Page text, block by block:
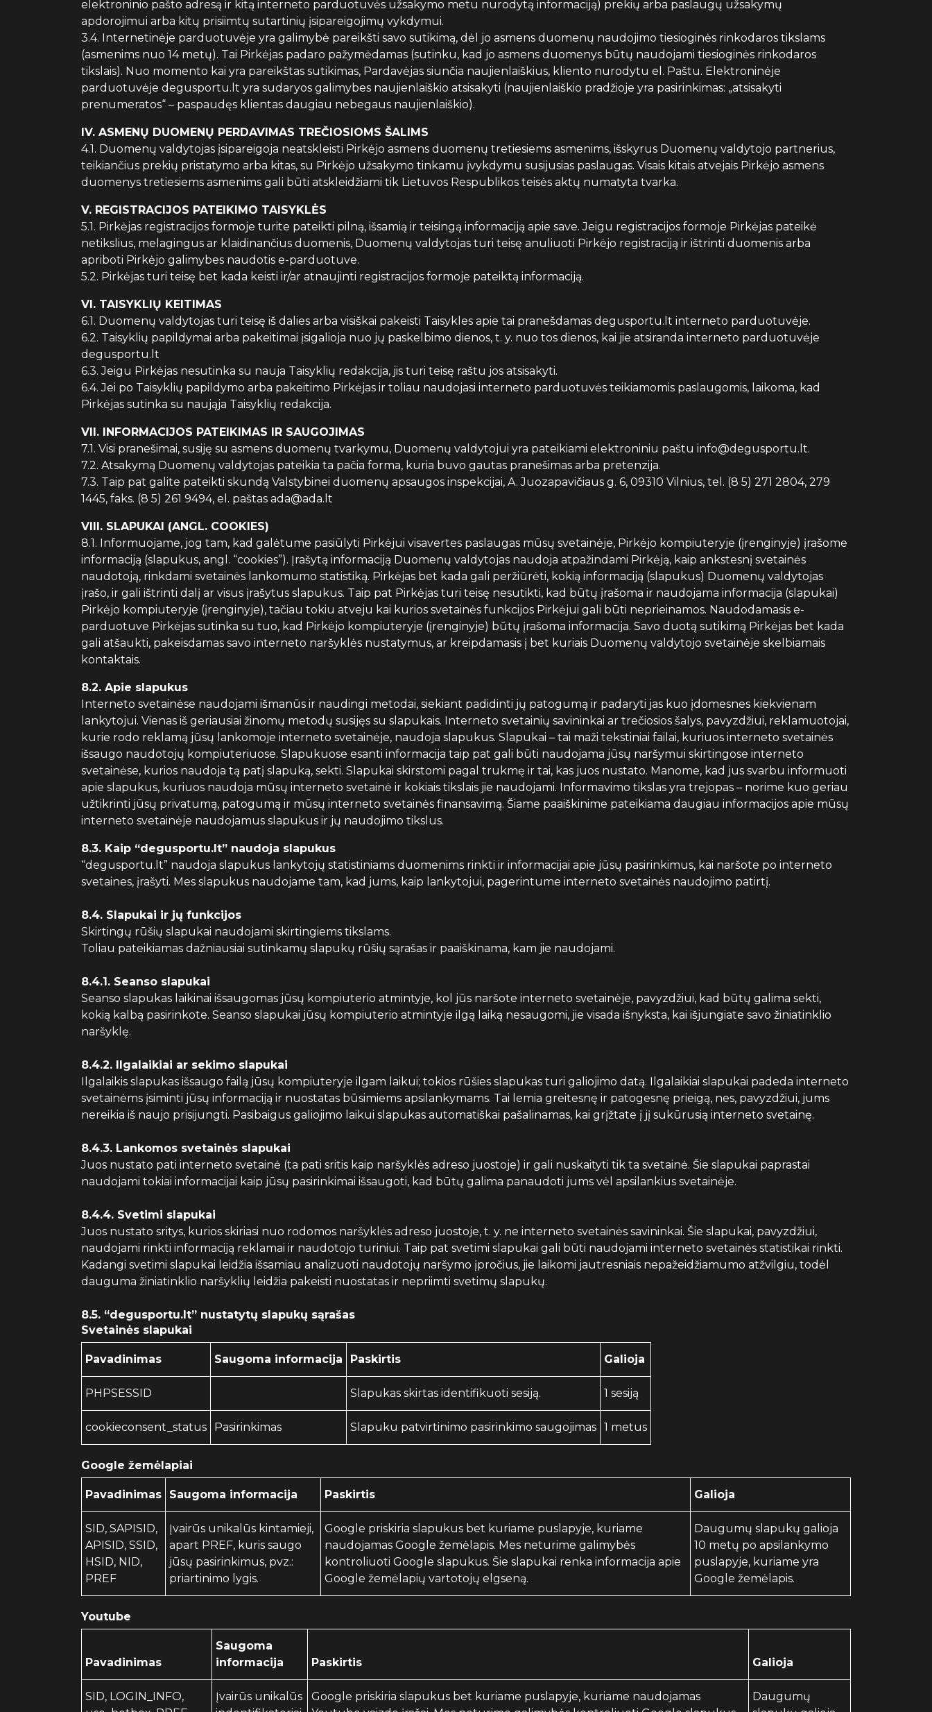
elektroninio pašto adresą ir kitą interneto parduotuvės užsakymo metu nurodytą informaciją) prekių arba paslaugų užsakymų
apdorojimui arba kitų prisiimtų sutartinių įsipareigojimų vykdymui.
3.4. Internetinėje parduotuvėje yra galimybė pareikšti savo sutikimą, dėl jo asmens duomenų naudojimo tiesioginės rinkodaros tikslams
(asmenims nuo 14 metų). Tai Pirkėjas padaro pažymėdamas (sutinku, kad jo asmens duomenys būtų naudojami tiesioginės rinkodaros
tikslais). Nuo momento kai yra pareikštas sutikimas, Pardavėjas siunčia naujienlaiškius, kliento nurodytu el. Paštu. Elektroninėje
parduotuvėje degusportu.lt yra sudaryos galimybes naujienlaiškio atsisakyti (naujienlaiškio pradžioje yra pasirinkimas: „atsisakyti
prenumeratos“ – paspaudęs klientas daugiau nebegaus naujienlaiškio).
IV. ASMENŲ DUOMENŲ PERDAVIMAS TREČIOSIOMS ŠALIMS
4.1. Duomenų valdytojas įsipareigoja neatskleisti Pirkėjo asmens duomenų tretiesiems asmenims, išskyrus Duomenų valdytojo partnerius,
teikiančius prekių pristatymo arba kitas, su Pirkėjo užsakymo tinkamu įvykdymu susijusias paslaugas. Visais kitais atvejais Pirkėjo asmens
duomenys tretiesiems asmenims gali būti atskleidžiami tik Lietuvos Respublikos teisės aktų numatyta tvarka.
V. REGISTRACIJOS PATEIKIMO TAISYKLĖS
5.1. Pirkėjas registracijos formoje turite pateikti pilną, išsamią ir teisingą informaciją apie save. Jeigu registracijos formoje Pirkėjas pateikė
netikslius, melagingus ar klaidinančius duomenis, Duomenų valdytojas turi teisę anuliuoti Pirkėjo registraciją ir ištrinti duomenis arba
apriboti Pirkėjo galimybes naudotis e-parduotuve.
5.2. Pirkėjas turi teisę bet kada keisti ir/ar atnaujinti registracijos formoje pateiktą informaciją.
VI. TAISYKLIŲ KEITIMAS
6.1. Duomenų valdytojas turi teisę iš dalies arba visiškai pakeisti Taisykles apie tai pranešdamas degusportu.lt interneto parduotuvėje.
6.2. Taisyklių papildymai arba pakeitimai įsigalioja nuo jų paskelbimo dienos, t. y. nuo tos dienos, kai jie atsiranda interneto parduotuvėje
degusportu.lt
6.3. Jeigu Pirkėjas nesutinka su nauja Taisyklių redakcija, jis turi teisę raštu jos atsisakyti.
6.4. Jei po Taisyklių papildymo arba pakeitimo Pirkėjas ir toliau naudojasi interneto parduotuvės teikiamomis paslaugomis, laikoma, kad
Pirkėjas sutinka su naująja Taisyklių redakcija.
VII. INFORMACIJOS PATEIKIMAS IR SAUGOJIMAS
7.1. Visi pranešimai, susiję su asmens duomenų tvarkymu, Duomenų valdytojui yra pateikiami elektroniniu paštu info@degusportu.lt.
7.2. Atsakymą Duomenų valdytojas pateikia ta pačia forma, kuria buvo gautas pranešimas arba pretenzija.
7.3. Taip pat galite pateikti skundą Valstybinei duomenų apsaugos inspekcijai, A. Juozapavičiaus g. 6, 09310 Vilnius, tel. (8 5) 271 2804, 279
1445, faks. (8 5) 261 9494, el. paštas ada@ada.lt
VIII. SLAPUKAI (ANGL. COOKIES)
8.1. Informuojame, jog tam, kad galėtume pasiūlyti Pirkėjui visavertes paslaugas mūsų svetainėje, Pirkėjo kompiuteryje (įrenginyje) įrašome
informaciją (slapukus, angl. “cookies”). Įrašytą informaciją Duomenų valdytojas naudoja atpažindami Pirkėją, kaip ankstesnį svetainės
naudotoją, rinkdami svetainės lankomumo statistiką. Pirkėjas bet kada gali peržiūrėti, kokią informaciją (slapukus) Duomenų valdytojas
įrašo, ir gali ištrinti dalį ar visus įrašytus slapukus. Taip pat Pirkėjas turi teisę nesutikti, kad būtų įrašoma ir naudojama informacija (slapukai)
Pirkėjo kompiuteryje (įrenginyje), tačiau tokiu atveju kai kurios svetainės funkcijos Pirkėjui gali būti neprieinamos. Naudodamasis e-
parduotuve Pirkėjas sutinka su tuo, kad Pirkėjo kompiuteryje (įrenginyje) būtų įrašoma informacija. Savo duotą sutikimą Pirkėjas bet kada
gali atšaukti, pakeisdamas savo interneto naršyklės nustatymus, ar kreipdamasis į bet kuriais Duomenų valdytojo svetainėje skelbiamais
kontaktais.
8.2. Apie slapukus
Interneto svetainėse naudojami išmanūs ir naudingi metodai, siekiant padidinti jų patogumą ir padaryti jas kuo įdomesnes kiekvienam
lankytojui. Vienas iš geriausiai žinomų metodų susijęs su slapukais. Interneto svetainių savininkai ar trečiosios šalys, pavyzdžiui, reklamuotojai,
kurie rodo reklamą jūsų lankomoje interneto svetainėje, naudoja slapukus. Slapukai – tai maži tekstiniai failai, kuriuos interneto svetainės
išsaugo naudotojų kompiuteriuose. Slapukuose esanti informacija taip pat gali būti naudojama jūsų naršymui skirtingose interneto
svetainėse, kurios naudoja tą patį slapuką, sekti. Slapukai skirstomi pagal trukmę ir tai, kas juos nustato. Manome, kad jus svarbu informuoti
apie slapukus, kuriuos naudoja mūsų interneto svetainė ir kokiais tikslais jie naudojami. Informavimo tikslas yra trejopas – norime kuo geriau
užtikrinti jūsų privatumą, patogumą ir mūsų interneto svetainės finansavimą. Šiame paaiškinime pateikiama daugiau informacijos apie mūsų
interneto svetainėje naudojamus slapukus ir jų naudojimo tikslus.
8.3. Kaip “degusportu.lt” naudoja slapukus
“degusportu.lt” naudoja slapukus lankytojų statistiniams duomenims rinkti ir informacijai apie jūsų pasirinkimus, kai naršote po interneto
svetaines, įrašyti. Mes slapukus naudojame tam, kad jums, kaip lankytojui, pagerintume interneto svetainės naudojimo patirtį.
8.4. Slapukai ir jų funkcijos
Skirtingų rūšių slapukai naudojami skirtingiems tikslams.
Toliau pateikiamas dažniausiai sutinkamų slapukų rūšių sąrašas ir paaiškinama, kam jie naudojami.
8.4.1. Seanso slapukai
Seanso slapukas laikinai išsaugomas jūsų kompiuterio atmintyje, kol jūs naršote interneto svetainėje, pavyzdžiui, kad būtų galima sekti,
kokią kalbą pasirinkote. Seanso slapukai jūsų kompiuterio atmintyje ilgą laiką nesaugomi, jie visada išnyksta, kai išjungiate savo žiniatinklio
naršyklę.
8.4.2. Ilgalaikiai ar sekimo slapukai
Ilgalaikis slapukas išsaugo failą jūsų kompiuteryje ilgam laikui; tokios rūšies slapukas turi galiojimo datą. Ilgalaikiai slapukai padeda interneto
svetainėms įsiminti jūsų informaciją ir nuostatas būsimiems apsilankymams. Tai lemia greitesnę ir patogesnę prieigą, nes, pavyzdžiui, jums
nereikia iš naujo prisijungti. Pasibaigus galiojimo laikui slapukas automatiškai pašalinamas, kai grįžtate į jį sukūrusią interneto svetainę.
8.4.3. Lankomos svetainės slapukai
Juos nustato pati interneto svetainė (ta pati sritis kaip naršyklės adreso juostoje) ir gali nuskaityti tik ta svetainė. Šie slapukai paprastai
naudojami tokiai informacijai kaip jūsų pasirinkimai išsaugoti, kad būtų galima panaudoti jums vėl apsilankius svetainėje.
8.4.4. Svetimi slapukai
Juos nustato sritys, kurios skiriasi nuo rodomos naršyklės adreso juostoje, t. y. ne interneto svetainės savininkai. Šie slapukai, pavyzdžiui,
naudojami rinkti informaciją reklamai ir naudotojo turiniui. Taip pat svetimi slapukai gali būti naudojami interneto svetainės statistikai rinkti.
Kadangi svetimi slapukai leidžia išsamiau analizuoti naudotojų naršymo įpročius, jie laikomi jautresniais nepažeidžiamumo atžvilgiu, todėl
dauguma žiniatinklio naršyklių leidžia pakeisti nuostatas ir nepriimti svetimų slapukų.
8.5. “degusportu.lt” nustatytų slapukų sąrašas
Svetainės slapukai
Pavadinimas Saugoma informacija Paskirtis Galioja
PHPSESSID Slapukas skirtas identifikuoti sesiją. 1 sesiją
cookieconsent_status Pasirinkimas Slapuku patvirtinimo pasirinkimo saugojimas 1 metus
Google žemėlapiai
Pavadinimas Saugoma informacija Paskirtis Galioja
SID, SAPISID,
APISID, SSID,
HSID, NID,
PREF
Įvairūs unikalūs kintamieji,
apart PREF, kuris saugo
jūsų pasirinkimus, pvz.:
priartinimo lygis.
Google priskiria slapukus bet kuriame puslapyje, kuriame
naudojamas Google žemėlapis. Mes neturime galimybės
kontroliuoti Google slapukus. Šie slapukai renka informacija apie
Google žemėlapių vartotojų elgseną.
Daugumų slapukų galioja
10 metų po apsilankymo
puslapyje, kuriame yra
Google žemėlapis.
Youtube
Pavadinimas
Saugoma
informacija
Paskirtis Galioja
SID, LOGIN_INFO,
Įvairūs unikalūs
Google priskiria slapukus bet kuriame puslapyje, kuriame naudojamas
Daugumų